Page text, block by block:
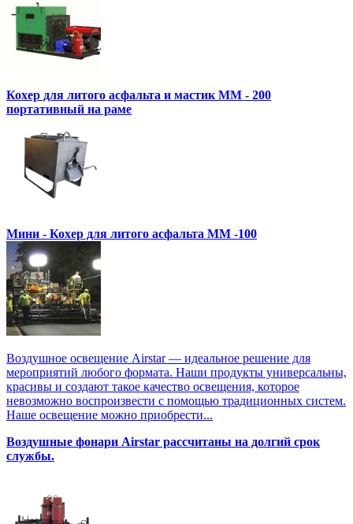
Кохер для литого асфальта и мастик MM - 200
портативный на раме
Мини - Кохер для литого асфальта MM -100
Воздушное освещение Airstar — идеальное решение для
мероприятий любого формата. Наши продукты универсальны,
красивы и создают такое качество освещения, которое
невозможно воспроизвести с помощью традиционных систем.
Наше освещение можно приобрести...
Воздушные фонари Airstar рассчитаны на долгий срок
службы.